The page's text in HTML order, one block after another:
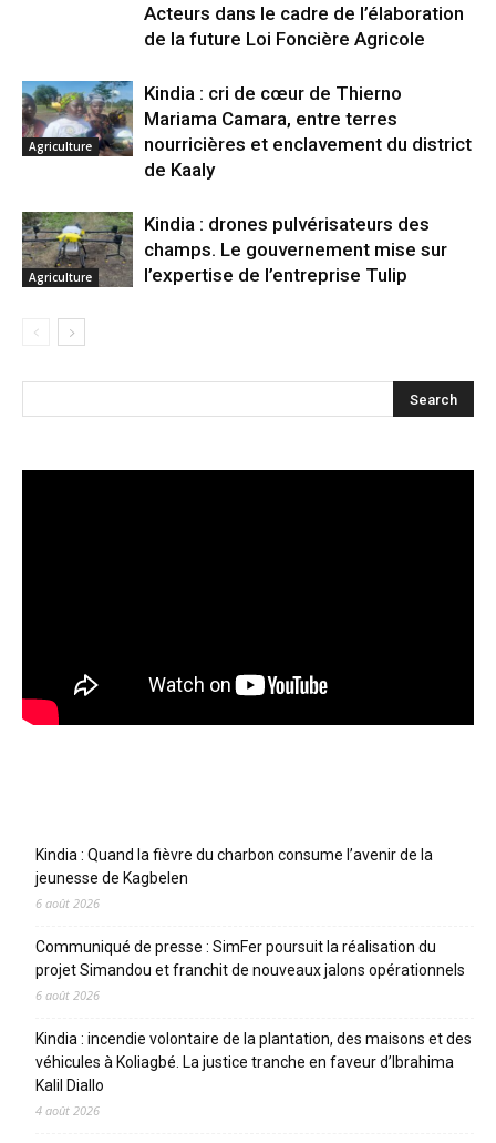
Acteurs dans le cadre de l’élaboration
de la future Loi Foncière Agricole
Agriculture
Kindia : cri de cœur de Thierno
Mariama Camara, entre terres
nourricières et enclavement du district
de Kaaly
Agriculture
Kindia : drones pulvérisateurs des
champs. Le gouvernement mise sur
l’expertise de l’entreprise Tulip
Kindia : Quand la fièvre du charbon consume l’avenir de la
jeunesse de Kagbelen
6 août 2026
Communiqué de presse : SimFer poursuit la réalisation du
projet Simandou et franchit de nouveaux jalons opérationnels
6 août 2026
Kindia : incendie volontaire de la plantation, des maisons et des
véhicules à Koliagbé. La justice tranche en faveur d’Ibrahima
Kalil Diallo
4 août 2026